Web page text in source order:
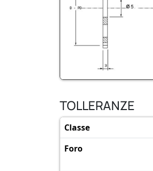
TOLLERANZE
Classe
Foro